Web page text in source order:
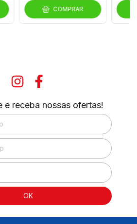
COMPRAR
e receba nossas ofertas!